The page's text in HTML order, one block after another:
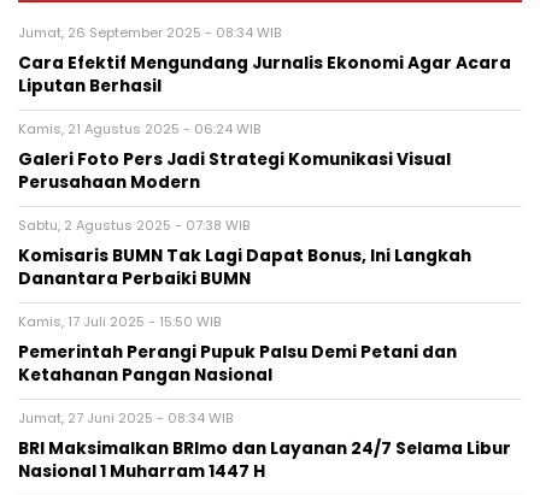
Jumat, 26 September 2025 - 08:34 WIB
Cara Efektif Mengundang Jurnalis Ekonomi Agar Acara
Liputan Berhasil
Kamis, 21 Agustus 2025 - 06:24 WIB
Galeri Foto Pers Jadi Strategi Komunikasi Visual
Perusahaan Modern
Sabtu, 2 Agustus 2025 - 07:38 WIB
Komisaris BUMN Tak Lagi Dapat Bonus, Ini Langkah
Danantara Perbaiki BUMN
Kamis, 17 Juli 2025 - 15:50 WIB
Pemerintah Perangi Pupuk Palsu Demi Petani dan
Ketahanan Pangan Nasional
Jumat, 27 Juni 2025 - 08:34 WIB
BRI Maksimalkan BRImo dan Layanan 24/7 Selama Libur
Nasional 1 Muharram 1447 H